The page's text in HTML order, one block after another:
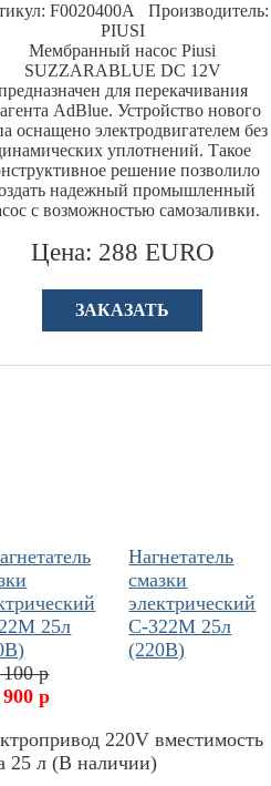
F0020400А Производитель:
PIUSI
Мембранный насос Piusi
SUZZARABLUE DC 12V
для перекачивания
AdBlue. Устройство нового
оснащено электродвигателем без
уплотнений. Такое
решение позволило
надежный промышленный
с возможностью самозаливки.
Цена: 288 EURO
ЗАКАЗАТЬ
Нагнетатель
смазки
электрический
С-322М 25л
(220В)
р
900 р
220V вместимость
25 л (В наличии)